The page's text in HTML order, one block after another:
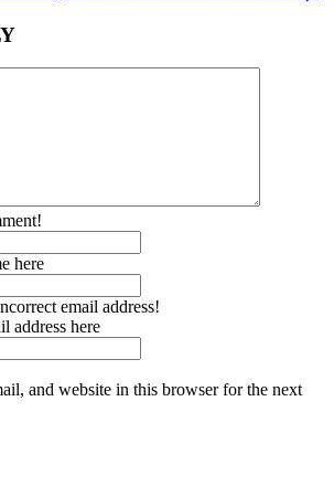
here
email address!
address here
and website in this browser for the next